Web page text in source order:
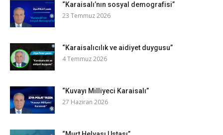
“Karaisalı’nın sosyal demografisi”
23 Temmuz 2026
“Karaisalıcılık ve aidiyet duygusu”
4 Temmuz 2026
“Kuvayı Milliyeci Karaisalı”
27 Haziran 2026